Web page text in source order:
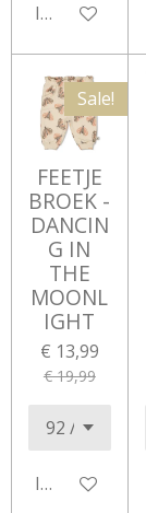
In
Sale!
FEETJE
BROEK -
DANCIN
G IN
THE
MOONL
IGHT
€ 13,99
€ 19,99
In